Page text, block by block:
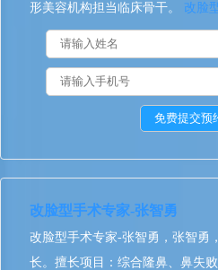
形美容机构担当临床骨干。 改脸
改脸型手术专家-张智勇
改脸型手术专家-张智勇，张智勇
长。擅长项目：综合隆鼻、鼻失